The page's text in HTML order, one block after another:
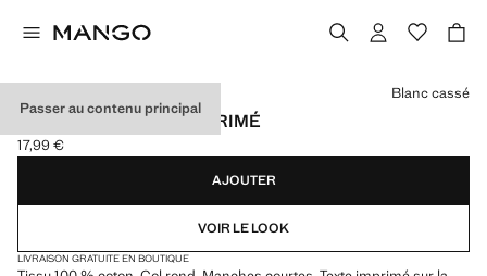
Passer au contenu principal
T-SHIRT EN COTON IMPRIMÉ
Prix actuel [17,99 € ]
17,99 €
Choisissez une couleur
Blanc cassé
AJOUTER
VOIR LE LOOK
LIVRAISON GRATUITE EN BOUTIQUE